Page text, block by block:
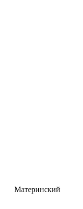
Материнский